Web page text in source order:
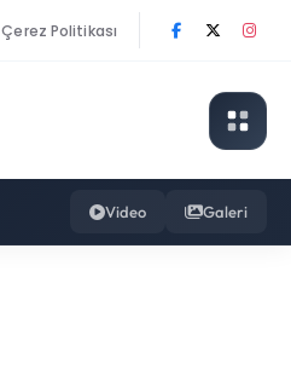
Çerez Politikası
Video Galeri